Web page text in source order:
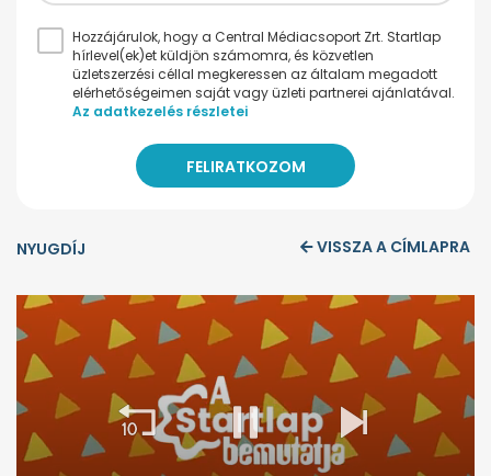
Hozzájárulok, hogy a Central Médiacsoport Zrt. Startlap
hírlevel(ek)et küldjön számomra, és közvetlen
üzletszerzési céllal megkeressen az általam megadott
elérhetőségeimen saját vagy üzleti partnerei ajánlatával.
Az adatkezelés részletei
NYUGDÍJ VISSZA A CÍMLAPRA